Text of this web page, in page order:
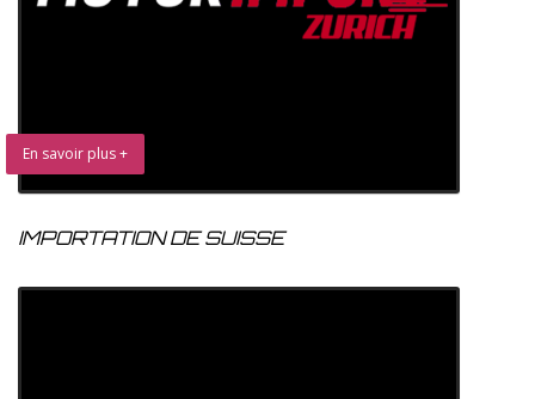
En savoir plus +
IMPORTATION DE SUISSE